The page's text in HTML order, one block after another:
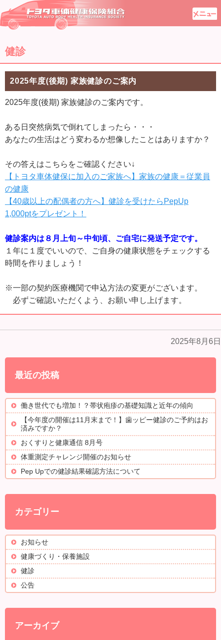
健診
2025年度(後期) 家族健診のご案内
2025年度(後期) 家族健診のご案内です。
ある日突然病気で倒れてしまったら・・・
あなたの生活はどう変わるか想像したことはありますか？
その答えはこちらをご確認ください↓
【トヨタ車体健保に加入のご家族へ】家族の健康＝従業員
の健康
【40歳以上の配偶者の方へ】健診を受けたらPepUp
1,000ptをプレゼント！
健診案内は８月上旬～中旬頃、ご自宅に発送予定です。
１年に１度でいいので、ご自身の健康状態をチェックする
時間を作りましょう！
※一部の契約医療機関で申込方法の変更がございます。
必ずご確認いただくよう、お願い申し上げます。
2025年8月6日
最近の投稿
働き世代でも増加！？帯状疱疹の基礎知識と近年の傾向
【今年度の開催は11月末まで！】歯ッピー健診のご予約はお
済みですか？
おくすりと健康通信 8月号
体重測定チャレンジ開催のお知らせ
Pep Upでの健診結果確認方法について
カテゴリー
お知らせ
健康づくり・保養施設
健診
公告
アーカイブ